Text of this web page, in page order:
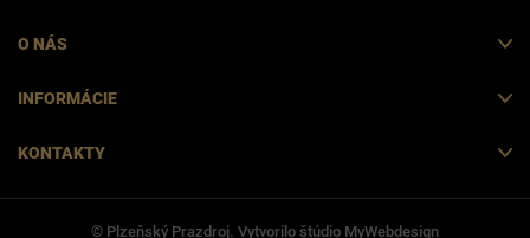
O NÁS
INFORMÁCIE
KONTAKTY
© Plzeňský Prazdroj. Vytvorilo štúdio MyWebdesign